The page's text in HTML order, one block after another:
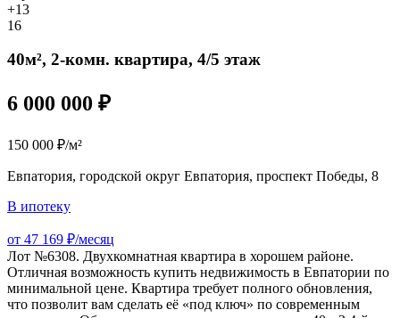
+13
16
40м², 2-комн. квартира, 4/5 этаж
6 000 000 ₽
150 000 ₽/м²
Евпатория, городской округ Евпатория, проспект Победы, 8
В ипотеку
от 47 169 ₽/месяц
Лот №6308. Двухкомнатная квартира в хорошем районе.
Отличная возможность купить недвижимость в Евпатории по
минимальной цене. Квартира требует полного обновления,
что позволит вам сделать её «под ключ» по современным